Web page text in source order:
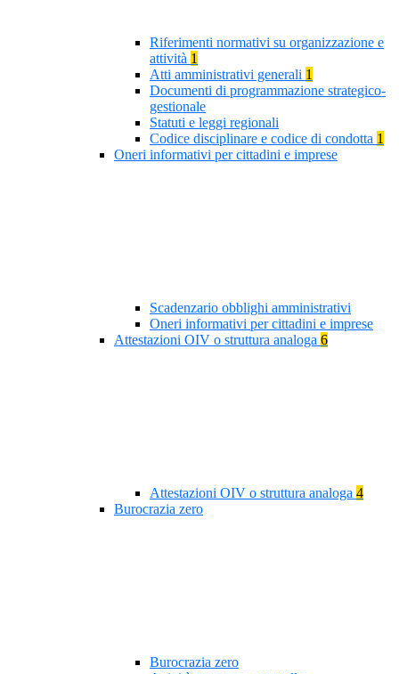
Riferimenti normativi su organizzazione e
attività 1
Atti amministrativi generali 1
Documenti di programmazione strategico-
gestionale
Statuti e leggi regionali
Codice disciplinare e codice di condotta 1
Oneri informativi per cittadini e imprese
Scadenzario obblighi amministrativi
Oneri informativi per cittadini e imprese
Attestazioni OIV o struttura analoga 6
Attestazioni OIV o struttura analoga 4
Burocrazia zero
Burocrazia zero